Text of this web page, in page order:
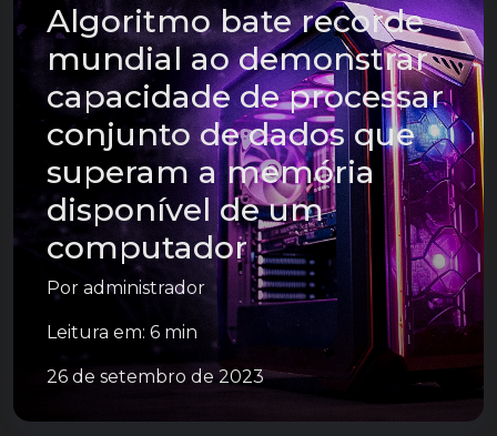
Algoritmo bate recorde
mundial ao demonstrar
capacidade de processar
conjunto de dados que
superam a memória
disponível de um
computador
Por administrador
Leitura em: 6 min
26 de setembro de 2023